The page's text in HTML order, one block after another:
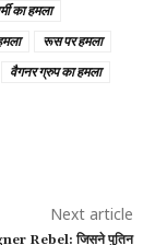
का हमला
रूस पर हमला
वैगनर ग्रुप का हमला
Next article
Rebel: जिसने पुतिन